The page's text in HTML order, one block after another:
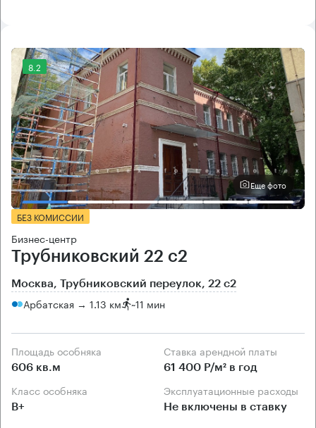
8.2
Еще фото
БЕЗ КОМИССИИ
Бизнес-центр
Трубниковский 22 с2
Москва, Трубниковский переулок, 22 с2
Арбатская → 1.13 км ~11 мин
Площадь особняка
606 кв.м
Ставка арендной платы
61 400 Р/м² в год
Класс особняка
B+
Эксплуатационные расходы
Не включены в ставку